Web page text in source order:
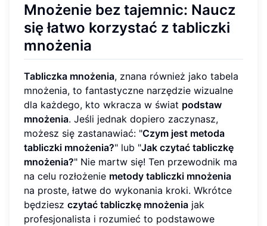
Mnożenie bez tajemnic: Naucz
się łatwo korzystać z tabliczki
mnożenia
Tabliczka mnożenia, znana również jako tabela
mnożenia, to fantastyczne narzędzie wizualne
dla każdego, kto wkracza w świat podstaw
mnożenia. Jeśli jednak dopiero zaczynasz,
możesz się zastanawiać: "Czym jest metoda
tabliczki mnożenia?" lub "Jak czytać tabliczkę
mnożenia?" Nie martw się! Ten przewodnik ma
na celu rozłożenie metody tabliczki mnożenia
na proste, łatwe do wykonania kroki. Wkrótce
będziesz czytać tabliczkę mnożenia jak
profesjonalista i rozumieć to podstawowe